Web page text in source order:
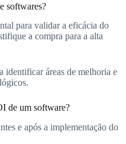
softwares?
para validar a eficácia do
a compra para a alta
identificar áreas de melhoria e
de um software?
e após a implementação do